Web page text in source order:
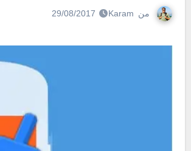
من Karam
29/08/2017